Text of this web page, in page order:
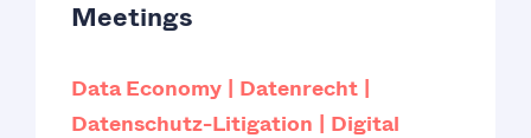
Meetings
Data Economy
Datenrecht
Datenschutz-Litigation
Digital